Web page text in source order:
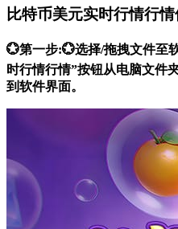
比特币美元实时行情行
💮第一步:💮选择/拖拽文件至
时行情行情”按钮从电脑文件
到软件界面。